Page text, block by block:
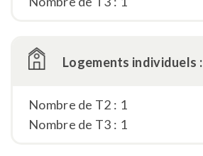
Logements individuels :
Nombre de T2 : 1
Nombre de T3 : 1